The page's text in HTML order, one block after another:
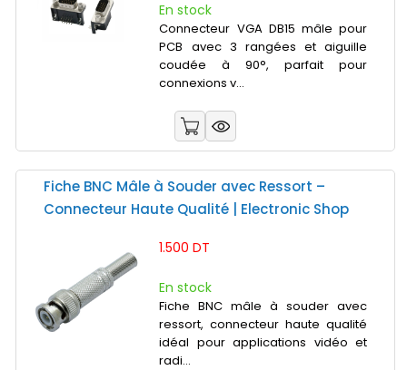
En stock
Connecteur VGA DB15 mâle pour
PCB avec 3 rangées et aiguille
coudée à 90°, parfait pour
connexions v...
Fiche BNC Mâle à Souder avec Ressort –
Connecteur Haute Qualité | Electronic Shop
1.500 DT
En stock
Fiche BNC mâle à souder avec
ressort, connecteur haute qualité
idéal pour applications vidéo et
radi...